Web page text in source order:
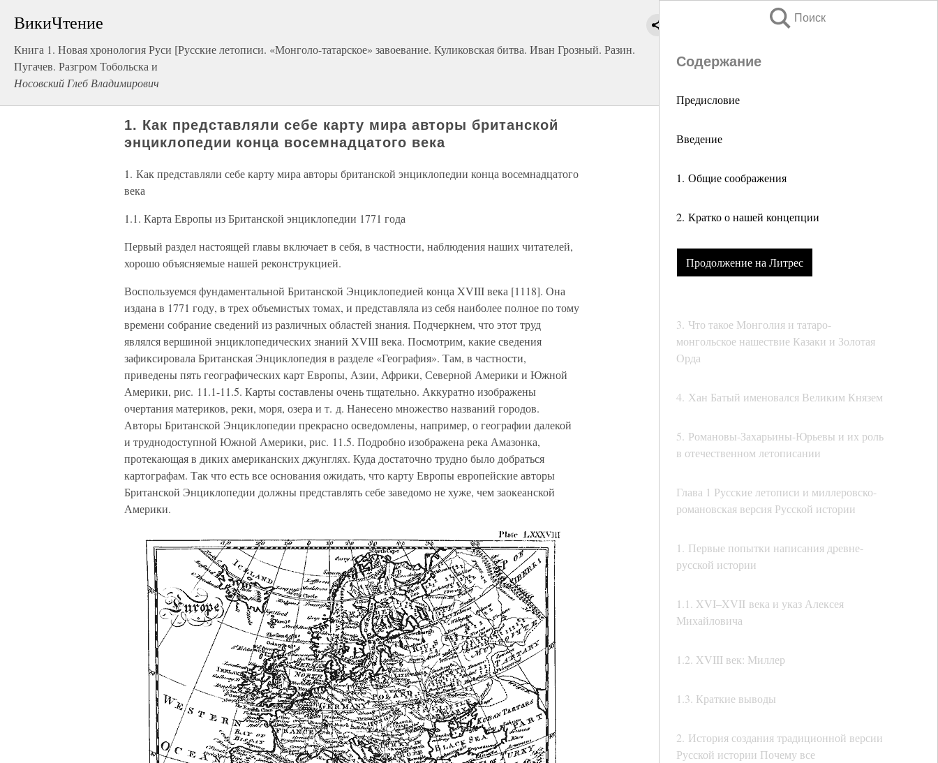
ВикиЧтение
Книга 1. Новая хронология Руси [Русские летописи. «Монголо-татарское» завоевание. Куликовская битва. Иван Грозный. Разин.
Пугачев. Разгром Тобольска и
Носовский Глеб Владимирович
Поиск
Содержание
Предисловие
Введение
1. Общие соображения
2. Кратко о нашей концепции
Продолжение на Литрес
3. Что такое Монголия и татаро-
монгольское нашествие Казаки и Золотая
Орда
4. Хан Батый именовался Великим Князем
5. Романовы-Захарьины-Юрьевы и их роль
в отечественном летописании
Глава 1 Русские летописи и миллеровско-
романовская версия Русской истории
1. Первые попытки написания древне-
русской истории
1.1. XVI–XVII века и указ Алексея
Михайловича
1.2. XVIII век: Миллер
1.3. Краткие выводы
2. История создания традиционной версии
Русской истории Почему все
1. Как представляли себе карту мира авторы британской
энциклопедии конца восемнадцатого века
1. Как представляли себе карту мира авторы британской энциклопедии конца восемнадцатого
века
1.1. Карта Европы из Британской энциклопедии 1771 года
Первый раздел настоящей главы включает в себя, в частности, наблюдения наших читателей,
хорошо объясняемые нашей реконструкцией.
Воспользуемся фундаментальной Британской Энциклопедией конца XVIII века [1118]. Она
издана в 1771 году, в трех объемистых томах, и представляла из себя наиболее полное по тому
времени собрание сведений из различных областей знания. Подчеркнем, что этот труд
являлся вершиной энциклопедических знаний XVIII века. Посмотрим, какие сведения
зафиксировала Британская Энциклопедия в разделе «География». Там, в частности,
приведены пять географических карт Европы, Азии, Африки, Северной Америки и Южной
Америки, рис. 11.1-11.5. Карты составлены очень тщательно. Аккуратно изображены
очертания материков, реки, моря, озера и т. д. Нанесено множество названий городов.
Авторы Британской Энциклопедии прекрасно осведомлены, например, о географии далекой
и труднодоступной Южной Америки, рис. 11.5. Подробно изображена река Амазонка,
протекающая в диких американских джунглях. Куда достаточно трудно было добраться
картографам. Так что есть все основания ожидать, что карту Европы европейские авторы
Британской Энциклопедии должны представлять себе заведомо не хуже, чем заокеанской
Америки.